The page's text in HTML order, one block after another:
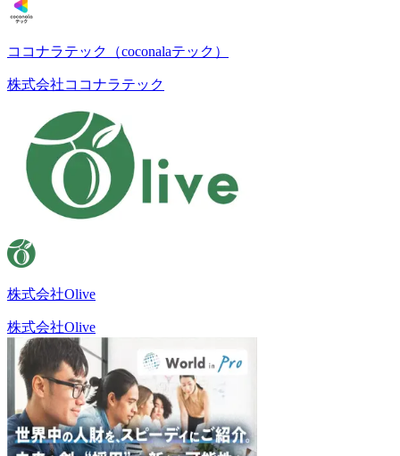
ココナラテック（coconalaテック）
株式会社ココナラテック
株式会社Olive
株式会社Olive